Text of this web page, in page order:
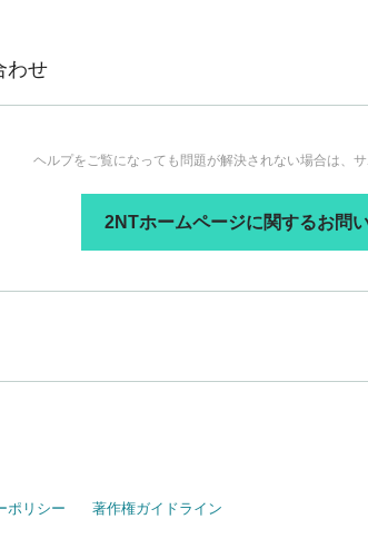
わせ
ヘルプをご覧になっても問題が解決されない場合は、
2NTホームページに関するお問
ポリシー 著作権ガイドライン